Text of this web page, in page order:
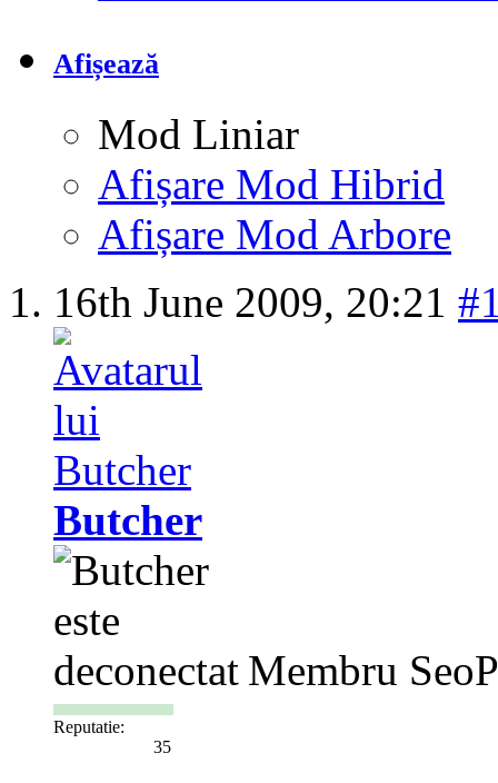
Afișează
Mod Liniar
Afișare Mod Hibrid
Afișare Mod Arbore
16th June 2009, 20:21
Butcher
Membru
Reputatie:
35